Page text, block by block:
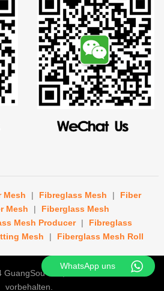
Mesh | Fibreglass Mesh |
Fiber
Mesh |
Fiberglass Mesh
Mesh Producer |
Fibreglass
Mesh | Fiberglass Mesh Roll
GuangSou CO., GMBH Alle Rechte
vorbehalten.
WhatsApp uns